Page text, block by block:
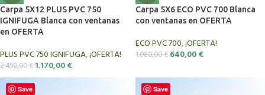
Carpa 5X12 PLUS PVC 750
IGNIFUGA Blanca con ventanas
en OFERTA
PLUS PVC 750 IGNIFUGA,¡OFERTA!
2.450,00€ 1.170,00€
Carpa 5X6 ECO PVC 700 Blanca
con ventanas en OFERTA
ECO PVC 700,¡OFERTA!
1.080,00€ 640,00€
Save Save